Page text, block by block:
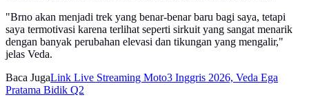
​"Brno akan menjadi trek yang benar-benar baru bagi saya, tetapi
saya termotivasi karena terlihat seperti sirkuit yang sangat menarik
dengan banyak perubahan elevasi dan tikungan yang mengalir,"
jelas Veda.
Baca JugaLink Live Streaming Moto3 Inggris 2026, Veda Ega
Pratama Bidik Q2